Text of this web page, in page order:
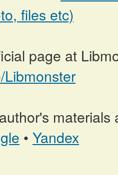
files etc)
page at
Libmonster
materials
• Yandex